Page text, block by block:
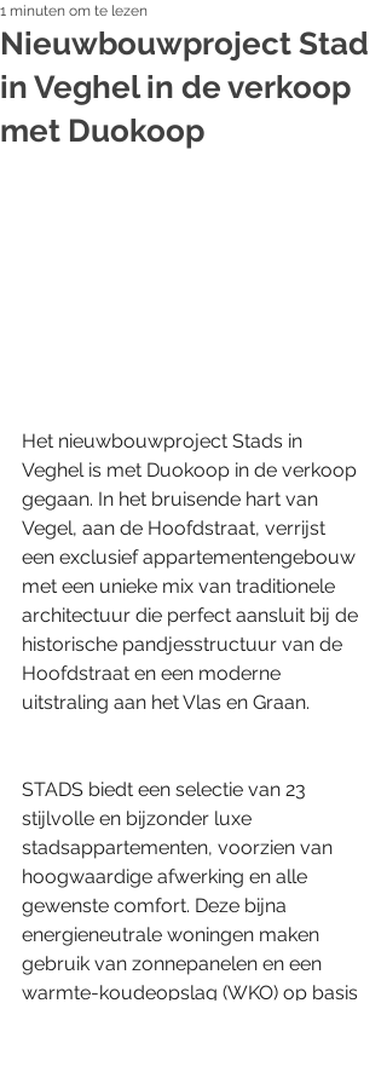
Nieuwbouwproject Stad
in Veghel in de verkoop
met Duokoop
1 minuten om te lezen
Het nieuwbouwproject Stads in
Veghel is met Duokoop in de verkoop
gegaan. In het bruisende hart van
Vegel, aan de Hoofdstraat, verrijst
een exclusief appartementengebouw
met een unieke mix van traditionele
architectuur die perfect aansluit bij de
historische pandjesstructuur van de
Hoofdstraat en een moderne
uitstraling aan het Vlas en Graan.
STADS biedt een selectie van 23
stijlvolle en bijzonder luxe
stadsappartementen, voorzien van
hoogwaardige afwerking en alle
gewenste comfort. Deze bijna
energieneutrale woningen maken
gebruik van zonnepanelen en een
warmte-koudeopslag (WKO) op basis